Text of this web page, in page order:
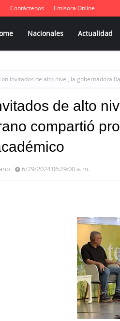
Contáctenos Emisora Online
Nacionales Actualidad
invitados de alto nivel, la gobernadora
de alto
compartió
6/29/2024 06:29:00 a. m.